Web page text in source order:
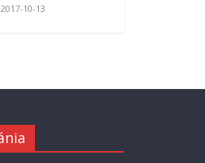
2017-10-13